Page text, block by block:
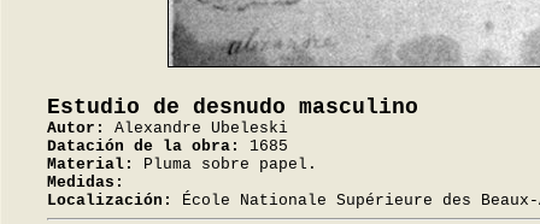
Estudio de desnudo masculino
Autor:
Alexandre Ubeleski
Datación de la obra:
1685
Material:
Pluma sobre papel.
Medidas:
Localización:
École Nationale Supérieure des